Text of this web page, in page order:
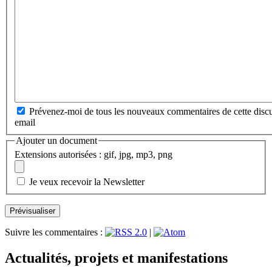
Prévenez-moi de tous les nouveaux commentaires de cette
email
Ajouter un document
Extensions autorisées : gif, jpg, mp3, png
Je veux recevoir la Newsletter
Suivre les commentaires : |
Actualités, projets et manifestations